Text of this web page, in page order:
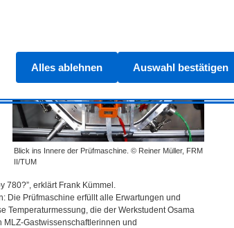
Blick ins Innere der Prüfmaschine. © Reiner Müller, FRM
II/TUM
780?”, erklärt Frank Kümmel.
Die Prüfmaschine erfüllt alle Erwartungen und
Temperaturmessung, die der Werkstudent Osama
MLZ-Gastwissenschaftlerinnen und
Alles ablehnen Auswahl bestätigen